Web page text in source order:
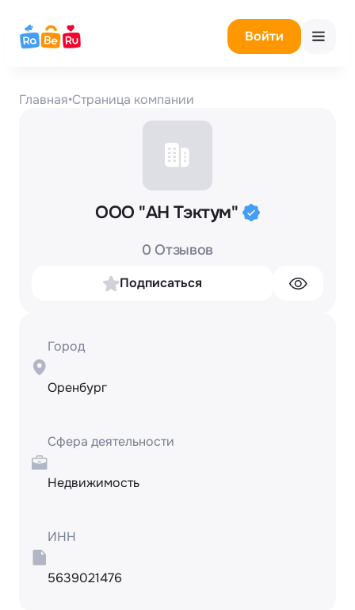
Войти
Главная•Страница компании
ООО "АН Тэктум"
0 Отзывов
Подписаться
Город
Оренбург
Сфера деятельности
Недвижимость
ИНН
5639021476